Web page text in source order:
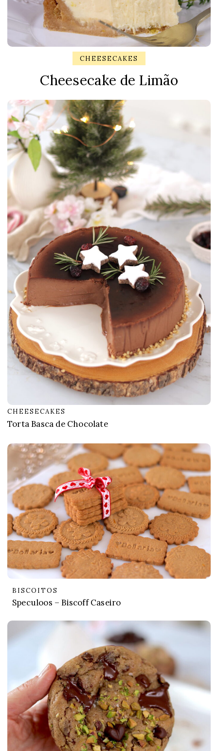
CHEESECAKES
Cheesecake de Limão
CHEESECAKES
Torta Basca de Chocolate
BISCOITOS
Speculoos – Biscoff Caseiro